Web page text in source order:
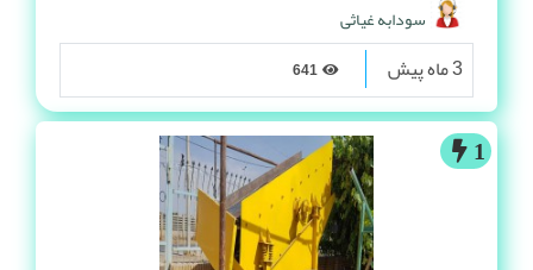
سودابه غیاثی
3 ماه پیش
1